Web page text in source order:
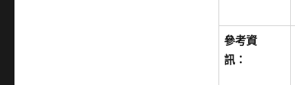
參考資
訊：